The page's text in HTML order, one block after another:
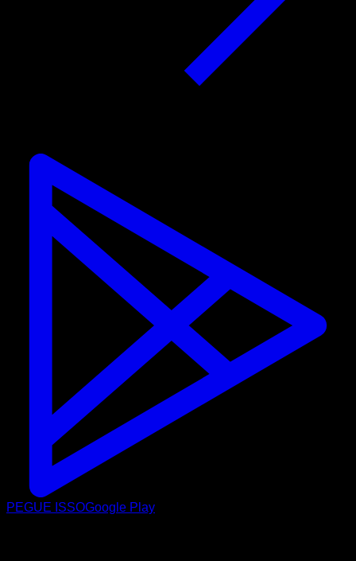
PEGUE ISSOGoogle Play